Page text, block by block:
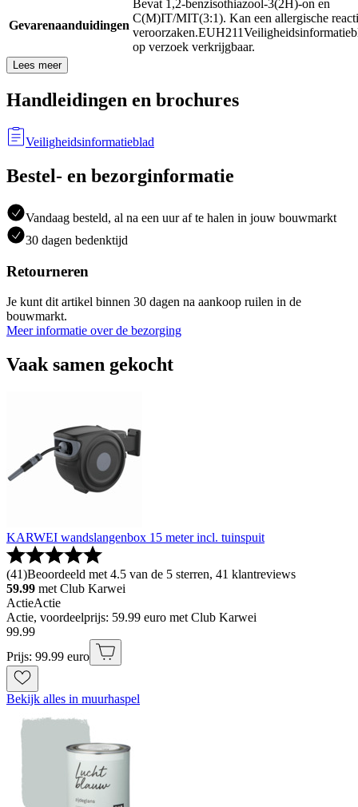
Gevarenaanduidingen
Bevat 1,2-benzisothiazool-3(2H)-on en
C(M)IT/MIT(3:1). Kan een allergische
veroorzaken.EUH211
op verzoek verkrijgbaar.
Lees meer
Handleidingen en brochures
Veiligheidsinformatieblad
Bestel- en bezorginformatie
Vandaag besteld, al na een uur af te halen in jouw bouwmarkt
30 dagen bedenktijd
Retourneren
Je kunt dit artikel binnen 30 dagen na aankoop ruilen in de
bouwmarkt.
Meer informatie over de bezorging
Vaak samen gekocht
KARWEI wandslangenbox 15 meter incl. tuinspuit
(41)Beoordeeld met 4.5 van de 5 sterren, 41 klantreviews
59.99 met Club Karwei
ActieActie
Actie, voordeelprijs: 59.99 euro met Club Karwei
99.99
Prijs: 99.99 euro
Bekijk alles in muurhaspel